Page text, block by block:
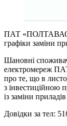
ПАТ
графіки заміни
Шановні
електромереж
про те, що в
з інвестиційною
із заміни
Довідки за тел: